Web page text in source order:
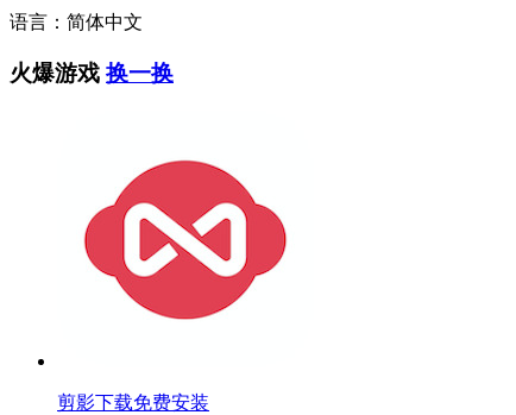
语言：简体中文
火爆游戏 换一换
剪影下载免费安装